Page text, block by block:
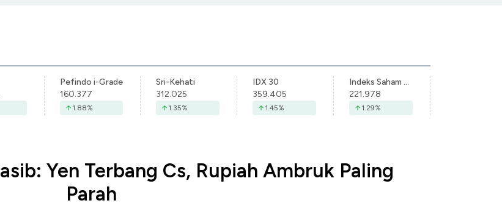
Pefindo i-Grade
160.377
1.88%
Sri-Kehati
312.025
1.35%
IDX 30
359.405
1.45%
Indeks Saham Syariah Indonesia
221.978
1.29%
Yen Terbang Cs, Rupiah Ambruk Paling
Parah